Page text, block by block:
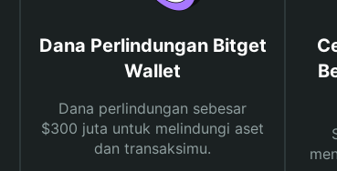
Dana Perlindungan Bitget
Wallet
Dana perlindungan sebesar
$300 juta untuk melindungi aset
dan transaksimu.